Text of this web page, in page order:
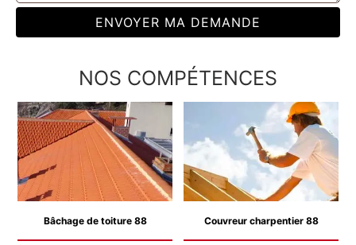
NOS COMPÉTENCES
Bâchage de toiture 88 Couvreur charpentier 88